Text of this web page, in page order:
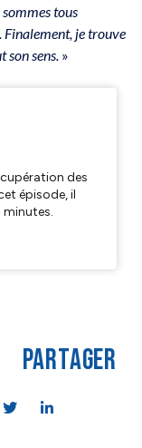
tous
Finalement, je trouve
son sens.»
PARTAGER